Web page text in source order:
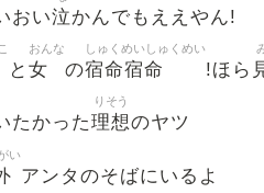
おい泣かんでもええやん!
と 女
おんな
の宿命宿命
しゅくめいしゅくめい
!ほら
たかった理想
りそう
のヤツ
い
アンタのそばにいるよ